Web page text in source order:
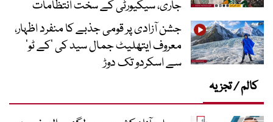
جاری، سیکیورٹی کے سخت انتظامات
جشن آزادی پر قومی جذبے کا منفرد اظہار،
معروف ایتھلیٹ جمال سید کی ’کے ٹو‘
سے اسکردو تک دوڑ
کالم / تجزیہ